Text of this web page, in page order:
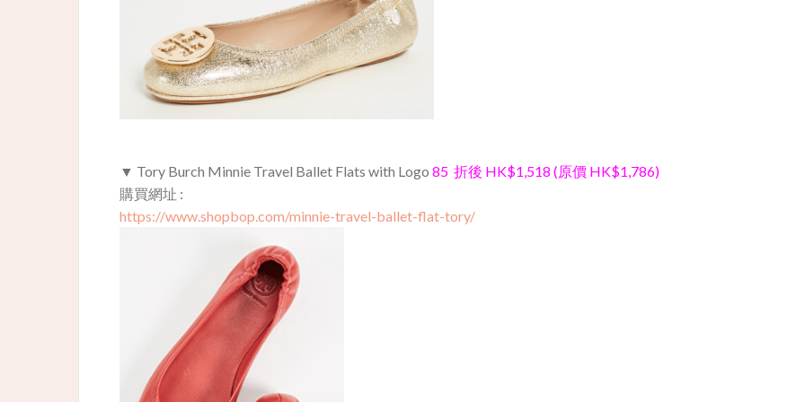
▼ Tory Burch Minnie Travel Ballet Flats with Logo 85 折後 HK$1,518 (原價 HK$1,786)
購買網址 :
https://www.shopbop.com/minnie-travel-ballet-flat-tory/